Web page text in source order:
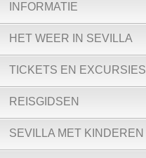
INFORMATIE
HET WEER IN SEVILLA
TICKETS EN EXCURSIES
REISGIDSEN
SEVILLA MET KINDEREN